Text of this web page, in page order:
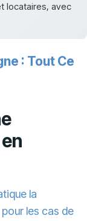
locataires, avec
: Tout Ce
la
les cas de